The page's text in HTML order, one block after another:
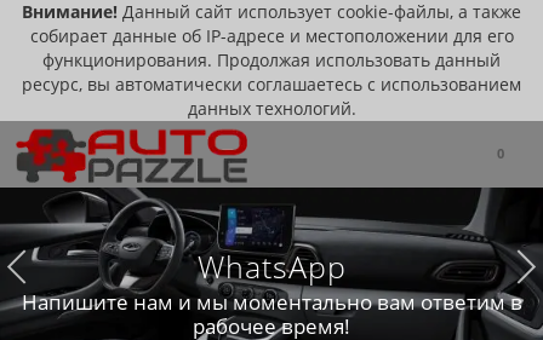
Внимание! Данный сайт использует cookie-файлы, а также
собирает данные об IP-адресе и местоположении для его
функционирования. Продолжая использовать данный
ресурс, вы автоматически соглашаетесь с использованием
данных технологий.
0
WhatsApp
Напишите нам и мы моментально вам ответим в
рабочее время!